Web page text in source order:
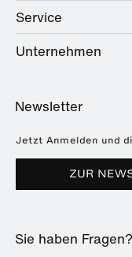
Public
Hotel
Sanitär
Beschläge
Händlersuche
Service
Serviceangebot
Seminare
Broschüren &
Downloads
Häufig gestellte
Unternehmen
Referenzen
Presse
Messetermine
Nachhaltigkeit
Kunststofftechnik
Newsletter
Jetzt Anmelden und
ZUR
Sie haben Fragen?